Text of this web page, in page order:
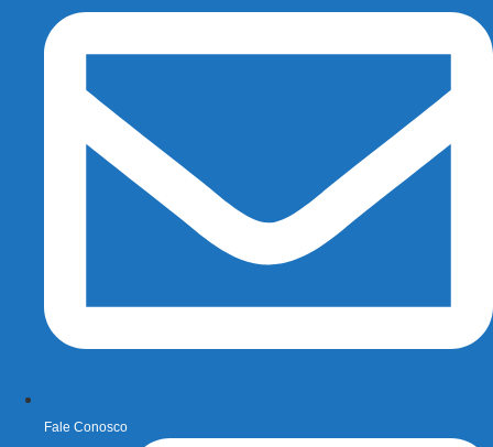
Fale Conosco